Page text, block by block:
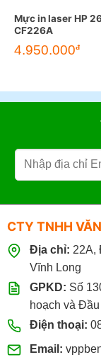
Mực in laser HP
CF226A
4.950.000đ
CTY TNHH
Địa chỉ: 22A,
Vĩnh Long
GPKD: Số
hoạch và
Điện thoại:
Email: